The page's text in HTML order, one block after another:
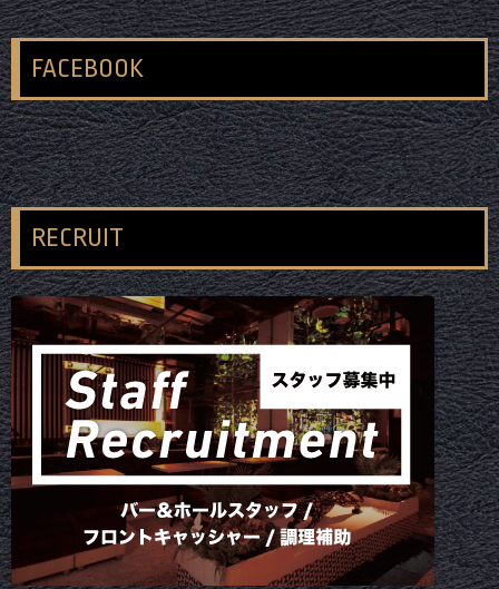
FACEBOOK
RECRUIT